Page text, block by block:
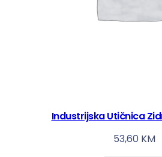
Industrijska Utičnica
53,60 KM